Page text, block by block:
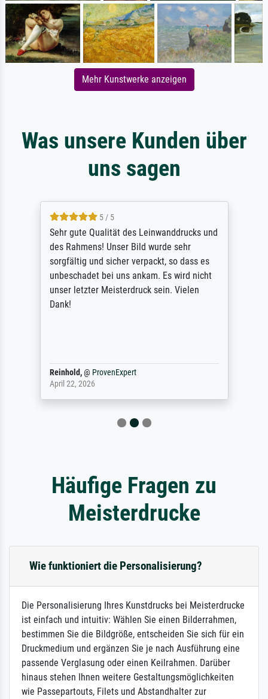
Mehr Kunstwerke anzeigen
Was unsere Kunden über
uns sagen
5 / 5
Sehr gute Qualität des Leinwanddrucks und
des Rahmens! Unser Bild wurde sehr
sorgfältig und sicher verpackt, so dass es
unbeschadet bei uns ankam. Es wird nicht
unser letzter Meisterdruck sein. Vielen
Dank!
Reinhold,@ ProvenExpert
April 22, 2026
Häufige Fragen zu
Meisterdrucke
Wie funktioniert die Personalisierung?
Die Personalisierung Ihres Kunstdrucks bei Meisterdrucke
ist einfach und intuitiv: Wählen Sie einen Bilderrahmen,
bestimmen Sie die Bildgröße, entscheiden Sie sich für ein
Druckmedium und ergänzen Sie je nach Ausführung eine
passende Verglasung oder einen Keilrahmen. Darüber
hinaus stehen Ihnen weitere Gestaltungsmöglichkeiten
wie Passepartouts, Filets und Abstandhalter zur